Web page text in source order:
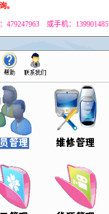
。
479247963 或手机：